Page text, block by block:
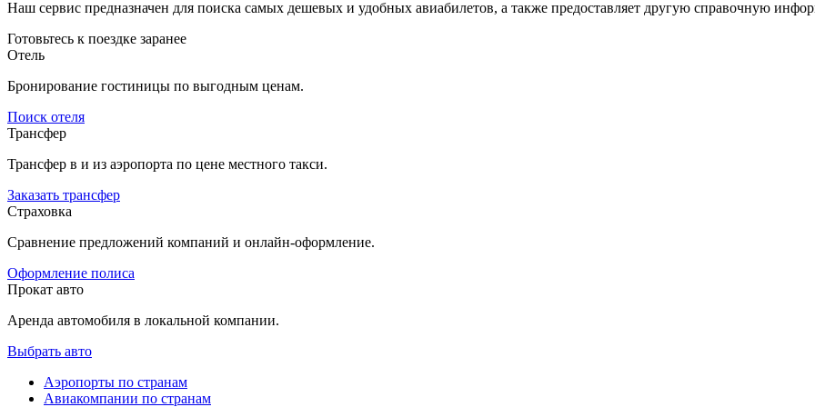
Наш сервис предназначен для поиска самых дешевых и удобных авиабилетов, а также предоставляет другую справочную
Готовьтесь к поездке заранее
Отель
Бронирование гостиницы по выгодным ценам.
Поиск отеля
Трансфер
Трансфер в и из аэропорта по цене местного такси.
Заказать трансфер
Страховка
Сравнение предложений компаний и онлайн-оформление.
Оформление полиса
Прокат авто
Аренда автомобиля в локальной компании.
Выбрать авто
Аэропорты по странам
Авиакомпании по странам